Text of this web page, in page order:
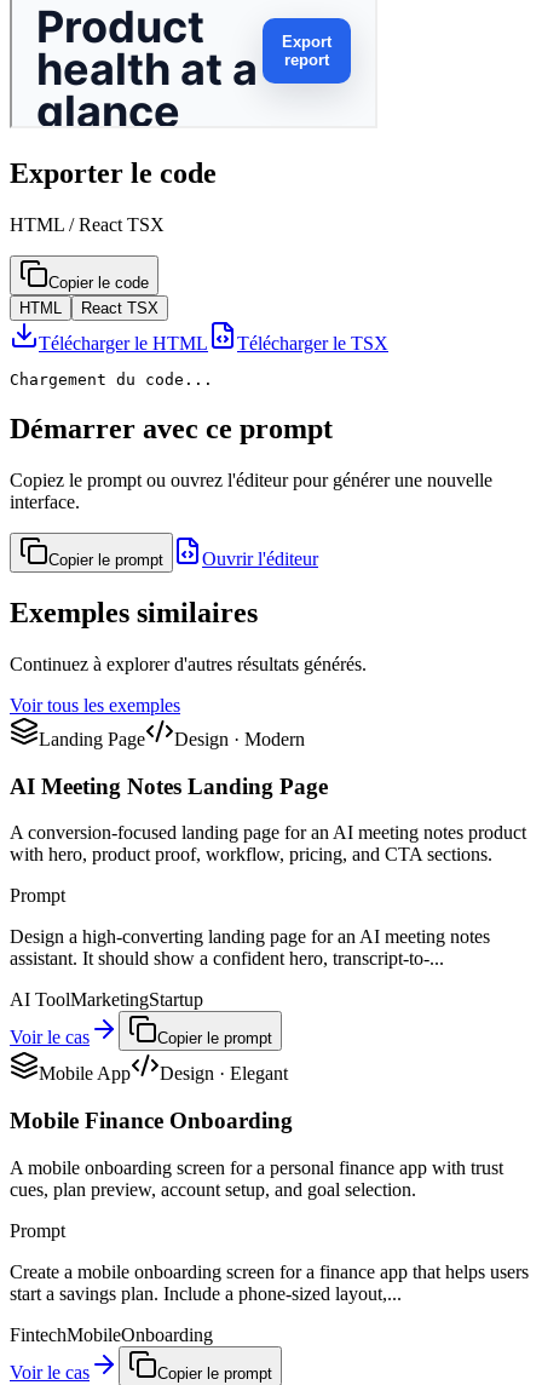
Exporter le code
HTML / React TSX
Copier le code
HTML
React TSX
Télécharger le HTML Télécharger le TSX
Chargement du code...
Démarrer avec ce prompt
Copiez le prompt ou ouvrez l'éditeur pour générer une nouvelle
interface.
Copier le prompt Ouvrir l'éditeur
Exemples similaires
Continuez à explorer d'autres résultats générés.
Voir tous les exemples
Landing Page
Design · Modern
AI Meeting Notes Landing Page
A conversion-focused landing page for an AI meeting notes product
with hero, product proof, workflow, pricing, and CTA sections.
Prompt
Design a high-converting landing page for an AI meeting notes
assistant. It should show a confident hero, transcript-to-...
AI ToolMarketingStartup
Voir le cas
Copier le prompt
Mobile App Design · Elegant
Mobile Finance Onboarding
A mobile onboarding screen for a personal finance app with trust
cues, plan preview, account setup, and goal selection.
Prompt
Create a mobile onboarding screen for a finance app that helps users
start a savings plan. Include a phone-sized layout,...
FintechMobileOnboarding
Voir le cas
Copier le prompt